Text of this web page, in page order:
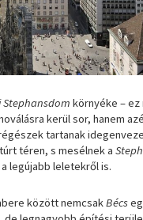
Stephansdom környéke – ez
kerül sor, hanem
tartanak
téren, s mesélnek a
legújabb leletekről is.
között nemcsakBécs